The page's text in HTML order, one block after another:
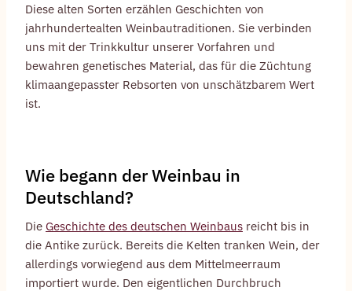
Diese alten Sorten erzählen Geschichten von
jahrhundertealten Weinbautraditionen. Sie verbinden
uns mit der Trinkkultur unserer Vorfahren und
bewahren genetisches Material, das für die Züchtung
klimaangepasster Rebsorten von unschätzbarem Wert
ist.
Wie begann der Weinbau in
Deutschland?
Die Geschichte des deutschen Weinbaus reicht bis in
die Antike zurück. Bereits die Kelten tranken Wein, der
allerdings vorwiegend aus dem Mittelmeerraum
importiert wurde. Den eigentlichen Durchbruch